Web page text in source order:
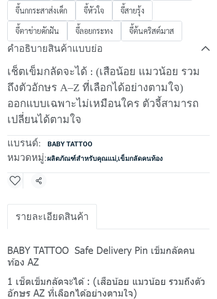
จี้นกกระสาส่งเด็ก
จี้หัวใจ
จี้สายรุ้ง
จี้ตาข่ายดักฝัน
จี้ลอยกระทง จี้ต้นคริสต์มาส
คำอธิบายสินค้าแบบย่อ
เช็ตเข็มกลัดจะได้ : (เสือน้อย แมวน้อย รวม
ถึงตัวอักษร A–Z ที่เลือกได้อย่างตามใจ)
ออกแบบเฉพาะไม่เหมือนใคร ตัวจี้สามารถ
เปลี่ยนได้ตามใจ
แบรนด์: BABY TATTOO
หมวดหมู่:ผลิตภัณฑ์สำหรับคุณแม่,เข็มกลัดคนท้อง
แชร์
รายละเอียดสินค้า
BABY TATTOO Safe Delivery Pin เข็มกลัดคน
ท้อง AZ
1 เช็ตเข็มกลัดจะได้ : (เสือน้อย แมวน้อย รวมถึงตัว
อักษร AZ ที่เลือกได้อย่างตามใจ)